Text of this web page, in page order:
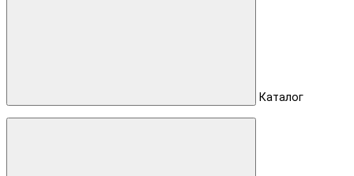
Каталог